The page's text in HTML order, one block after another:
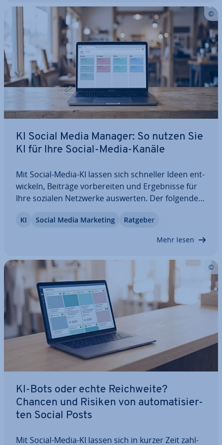
KI Social Media Manager: So nutzen Sie
KI für Ihre Social-Media-Kanäle
Mit Social-Media-KI lassen sich schneller Ideen ent­
wi­ckeln, Beiträge vor­be­rei­ten und Er­geb­nis­se für
Ihre sozialen Netzwerke auswerten. Der folgende
passende Kenn­zah­len auswählen und einen
KI Social Media Marketing Ratgeber
Mehr lesen
KI-Bots oder echte Reich­wei­te?
Chancen und Risiken von au­to­ma­ti­sier­
ten Social Posts
Mit Social-Media-KI lassen sich in kurzer Zeit zahl­